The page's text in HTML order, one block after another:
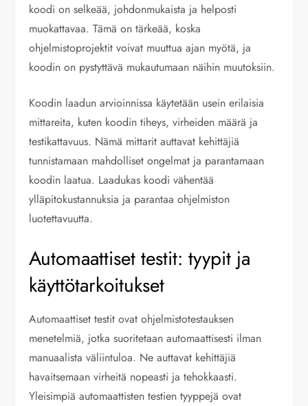
koodi on selkeää, johdonmukaista ja helposti
muokattavaa. Tämä on tärkeää, koska
ohjelmistoprojektit voivat muuttua ajan myötä, ja
koodin on pystyttävä mukautumaan näihin muutoksiin.
Koodin laadun arvioinnissa käytetään usein erilaisia
mittareita, kuten koodin tiheys, virheiden määrä ja
testikattavuus. Nämä mittarit auttavat kehittäjiä
tunnistamaan mahdolliset ongelmat ja parantamaan
koodin laatua. Laadukas koodi vähentää
ylläpitokustannuksia ja parantaa ohjelmiston
luotettavuutta.
Automaattiset testit: tyypit ja
käyttötarkoitukset
Automaattiset testit ovat ohjelmistotestauksen
menetelmiä, jotka suoritetaan automaattisesti ilman
manuaalista väliintuloa. Ne auttavat kehittäjiä
havaitsemaan virheitä nopeasti ja tehokkaasti.
Yleisimpiä automaattisten testien tyyppejä ovat